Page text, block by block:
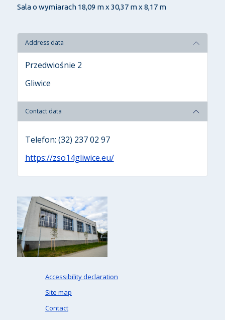
Sala o wymiarach 18,09 m x 30,37 m x 8,17 m
Address data
Przedwiośnie 2
Gliwice
Contact data
Telefon: (32) 237 02 97
https://zso14gliwice.eu/
Accessibility declaration
Site map
Contact